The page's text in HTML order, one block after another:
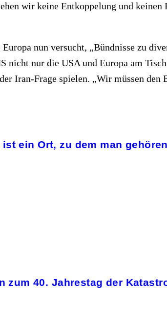
wir keine Entkoppelung und
nun versucht, „Bündnisse zu
nicht nur die USA und Europa am
Iran-Frage spielen. „Wir müssen
ein Ort, zu dem man
zum 40. Jahrestag der